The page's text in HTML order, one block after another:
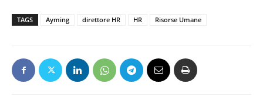
TAGS Ayming direttore HR HR Risorse Umane